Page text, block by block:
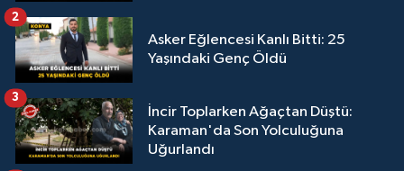
Asker Eğlencesi Kanlı Bitti: 25
Yaşındaki Genç Öldü
2
İncir Toplarken Ağaçtan Düştü:
Karaman'da Son Yolculuğuna
Uğurlandı
3